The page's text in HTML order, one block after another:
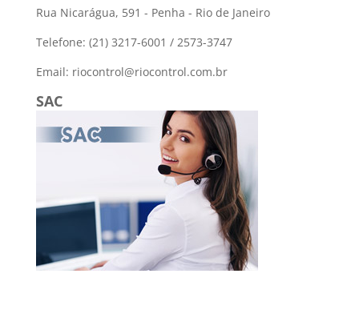
Rua Nicarágua, 591 - Penha - Rio de Janeiro
Telefone: (21) 3217-6001 / 2573-3747
Email: riocontrol@riocontrol.com.br
SAC